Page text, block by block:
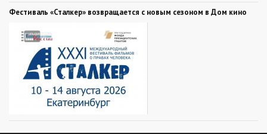
Фестиваль «Сталкер» возвращается с новым сезоном в Дом кино